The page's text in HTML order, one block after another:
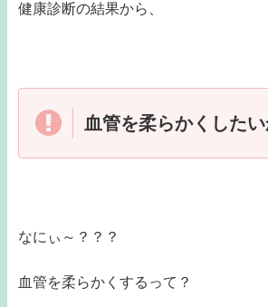
健康診断の結果から、
血管を柔らかくしたい
なにぃ～？？？
血管を柔らかくするって？